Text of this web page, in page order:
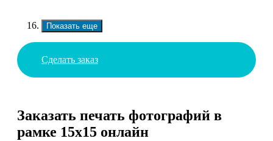
Показать еще
Сделать заказ
Заказать печать фотографий в
рамке 15х15 онлайн